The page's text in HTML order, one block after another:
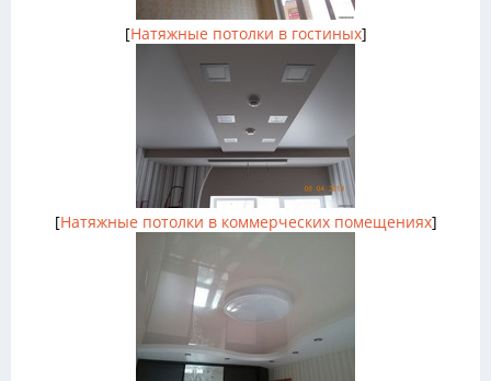
[Натяжные потолки в гостиных]
[Натяжные потолки в коммерческих помещениях]